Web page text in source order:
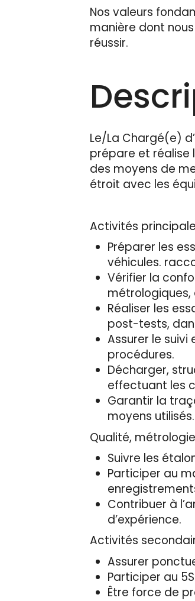
Nos valeurs
manière dont
réussir.
Le/La Chargé(e)
prépare et réalise
des moyens de
étroit avec les
Activités
Préparer les
véhicules.
Vérifier la
Réaliser les
post-tests,
Assurer le
procédures.
Décharger,
effectuant les
Garantir la
moyens utilisés.
Qualité,
Suivre les
Participer au
Contribuer à
d’expérience.
Activités
Assurer
Participer au
Être force de